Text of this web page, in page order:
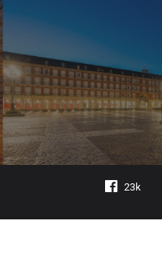
23k